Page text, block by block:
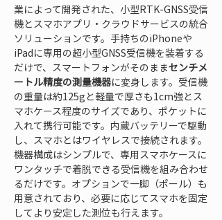
業によって開発された、小型RTK-GNSS受信
機とスマホアプリ・クラウドサービスの統合
ソリューションです。手持ちのiPhoneや
iPadに専用の超小型GNSS受信機を装着する
だけで、スマートフォンがそのままセンチメ
ートル精度の測量機器に変身します。受信機
の重量は約125gと軽量で厚さも1cm強とス
マホケース程度のサイズであり、ポケットに
入れて携行可能です。内蔵バッテリーで駆動
し、スマホとはワイヤレスで接続されます。
機器構成はシンプルで、専用スマホケースに
ワンタッチで着脱できる受信機を組み合わせ
るだけです。オプションで一脚（ポール）も
用意されており、必要に応じてスマホを固定
してより安定した測位も行えます。